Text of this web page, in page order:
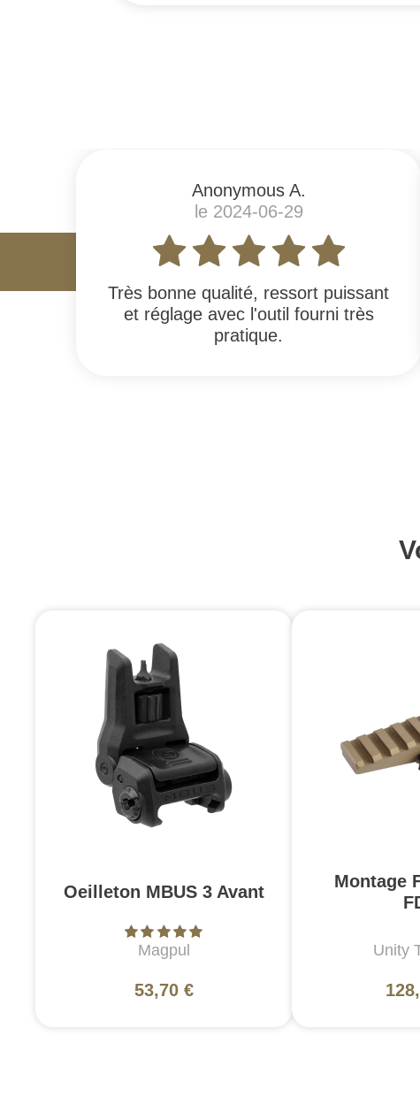
Anonymous A.
le 2024-06-29
Très bonne qualité, ressort puissant
et réglage avec l'outil fourni très
pratique.
Oeilleton MBUS 3 Avant
Magpul
53,70 €
Montage
Unity